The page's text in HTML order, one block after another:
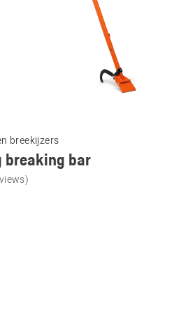
breekijzers
breaking bar